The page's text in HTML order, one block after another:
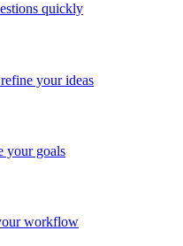
quickly
your ideas
your goals
workflow